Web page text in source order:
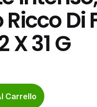
Di
X 31 G
Carrello